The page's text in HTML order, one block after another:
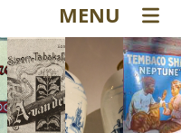
MENU